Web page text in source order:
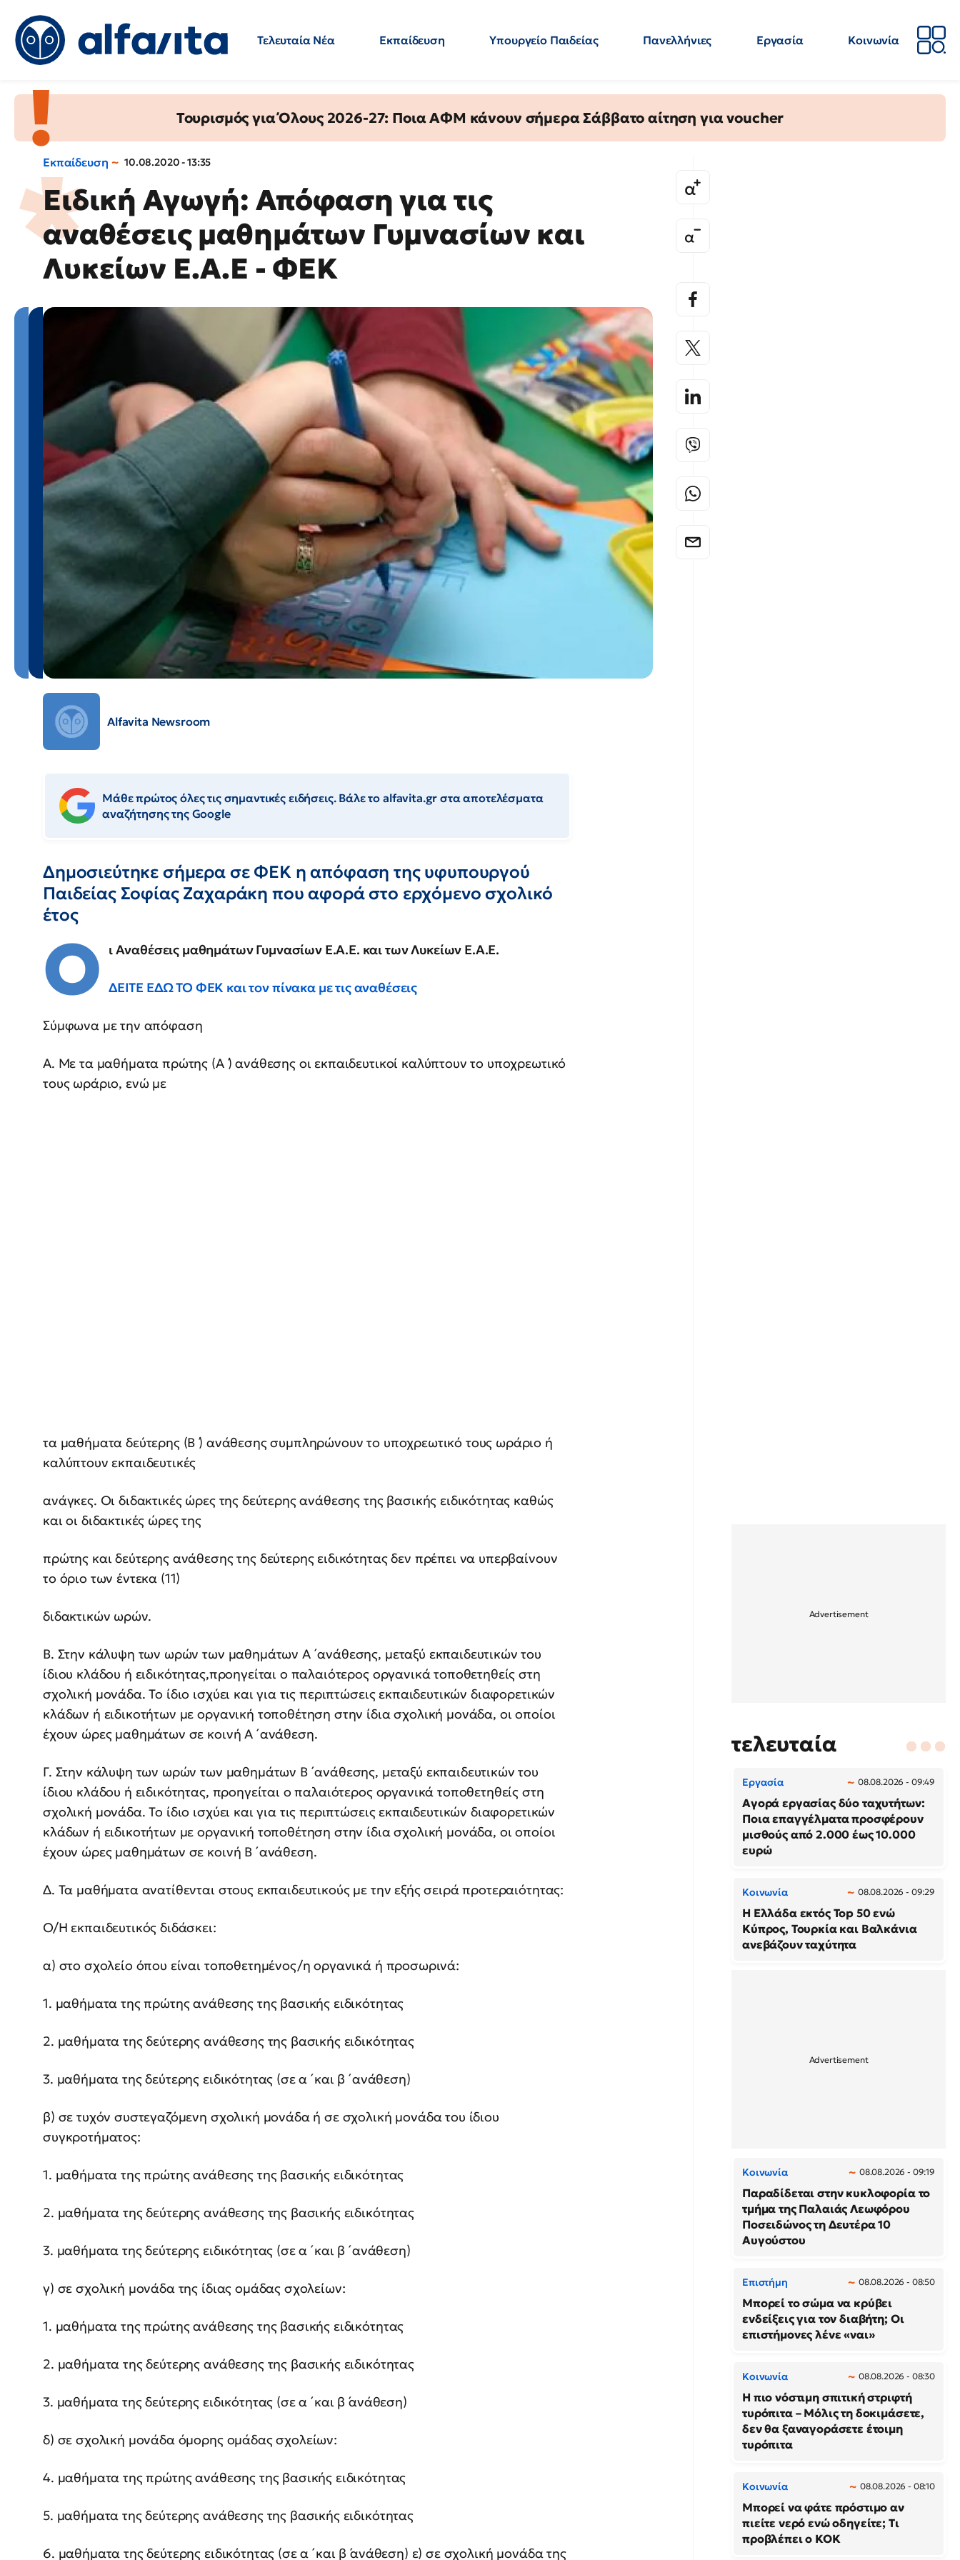
Τελευταία Νέα Εκπαίδευση Υπουργείο Παιδείας Πανελλήνιες Εργασία
Κοινωνία
Τουρισμός για Όλους 2026-27: Ποια ΑΦΜ κάνουν σήμερα Σάββατο αίτηση για voucher
Εκπαίδευση 10.08.2020 - 13:35
Ειδική Αγωγή: Απόφαση για τις
αναθέσεις μαθημάτων Γυμνασίων και
Λυκείων Ε.Α.Ε - ΦΕΚ
Alfavita Newsroom
Μάθε πρώτος όλες τις σημαντικές ειδήσεις. Βάλε το alfavita.gr στα αποτελέσματα
αναζήτησης της Google
Δημοσιεύτηκε σήμερα σε ΦΕΚ η απόφαση της υφυπουργού
Παιδείας Σοφίας Ζαχαράκη που αφορά στο ερχόμενο σχολικό
έτος
Ο ι Αναθέσεις μαθημάτων Γυμνασίων Ε.Α.Ε. και των Λυκείων Ε.Α.Ε.
ΔΕΙΤΕ ΕΔΩ ΤΟ ΦΕΚ και τον πίνακα με τις αναθέσεις
Σύμφωνα με την απόφαση
Α. Με τα μαθήματα πρώτης (Α ́) ανάθεσης οι εκπαιδευτικοί καλύπτουν το υποχρεωτικό
τους ωράριο, ενώ με
τα μαθήματα δεύτερης (Β ́) ανάθεσης συμπληρώνουν το υποχρεωτικό τους ωράριο ή
καλύπτουν εκπαιδευτικές
ανάγκες. Οι διδακτικές ώρες της δεύτερης ανάθεσης της βασικής ειδικότητας καθώς
και οι διδακτικές ώρες της
πρώτης και δεύτερης ανάθεσης της δεύτερης ειδικότητας δεν πρέπει να υπερβαίνουν
το όριο των έντεκα (11)
διδακτικών ωρών.
Β. Στην κάλυψη των ωρών των μαθημάτων Α ́ ανάθεσης, μεταξύ εκπαιδευτικών του
ίδιου κλάδου ή ειδικότητας,προηγείται ο παλαιότερος οργανικά τοποθετηθείς στη
σχολική μονάδα. Το ίδιο ισχύει και για τις περιπτώσεις εκπαιδευτικών διαφορετικών
κλάδων ή ειδικοτήτων με οργανική τοποθέτηση στην ίδια σχολική μονάδα, οι οποίοι
έχουν ώρες μαθημάτων σε κοινή Α ́ ανάθεση.
Γ. Στην κάλυψη των ωρών των μαθημάτων Β ́ ανάθεσης, μεταξύ εκπαιδευτικών του
ίδιου κλάδου ή ειδικότητας, προηγείται ο παλαιότερος οργανικά τοποθετηθείς στη
σχολική μονάδα. Το ίδιο ισχύει και για τις περιπτώσεις εκπαιδευτικών διαφορετικών
κλάδων ή ειδικοτήτων με οργανική τοποθέτηση στην ίδια σχολική μονάδα, οι οποίοι
έχουν ώρες μαθημάτων σε κοινή Β ́ ανάθεση.
Δ. Τα μαθήματα ανατίθενται στους εκπαιδευτικούς με την εξής σειρά προτεραιότητας:
Ο/Η εκπαιδευτικός διδάσκει:
α) στο σχολείο όπου είναι τοποθετημένος/η οργανικά ή προσωρινά:
1. μαθήματα της πρώτης ανάθεσης της βασικής ειδικότητας
2. μαθήματα της δεύτερης ανάθεσης της βασικής ειδικότητας
3. μαθήματα της δεύτερης ειδικότητας (σε α ́ και β ́ ανάθεση)
β) σε τυχόν συστεγαζόμενη σχολική μονάδα ή σε σχολική μονάδα του ίδιου
συγκροτήματος:
1. μαθήματα της πρώτης ανάθεσης της βασικής ειδικότητας
2. μαθήματα της δεύτερης ανάθεσης της βασικής ειδικότητας
3. μαθήματα της δεύτερης ειδικότητας (σε α ́ και β ́ ανάθεση)
γ) σε σχολική μονάδα της ίδιας ομάδας σχολείων:
1. μαθήματα της πρώτης ανάθεσης της βασικής ειδικότητας
2. μαθήματα της δεύτερης ανάθεσης της βασικής ειδικότητας
3. μαθήματα της δεύτερης ειδικότητας (σε α ́ και β ́ανάθεση)
δ) σε σχολική μονάδα όμορης ομάδας σχολείων:
4. μαθήματα της πρώτης ανάθεσης της βασικής ειδικότητας
5. μαθήματα της δεύτερης ανάθεσης της βασικής ειδικότητας
6. μαθήματα της δεύτερης ειδικότητας (σε α ́ και β ́ανάθεση) ε) σε σχολική μονάδα της
τελευταία
Εργασία 08.08.2026 - 09:49
Αγορά εργασίας δύο ταχυτήτων:
Ποια επαγγέλματα προσφέρουν
μισθούς από 2.000 έως 10.000
ευρώ
Κοινωνία 08.08.2026 - 09:29
Η Ελλάδα εκτός Top 50 ενώ
Κύπρος, Τουρκία και Βαλκάνια
ανεβάζουν ταχύτητα
Κοινωνία 08.08.2026 - 09:19
Παραδίδεται στην κυκλοφορία το
τμήμα της Παλαιάς Λεωφόρου
Ποσειδώνος τη Δευτέρα 10
Αυγούστου
Επιστήμη 08.08.2026 - 08:50
Μπορεί το σώμα να κρύβει
ενδείξεις για τον διαβήτη; Οι
επιστήμονες λένε «ναι»
Κοινωνία 08.08.2026 - 08:30
Η πιο νόστιμη σπιτική στριφτή
τυρόπιτα – Μόλις τη δοκιμάσετε,
δεν θα ξαναγοράσετε έτοιμη
τυρόπιτα
Κοινωνία 08.08.2026 - 08:10
Μπορεί να φάτε πρόστιμο αν
πιείτε νερό ενώ οδηγείτε; Τι
προβλέπει ο ΚΟΚ